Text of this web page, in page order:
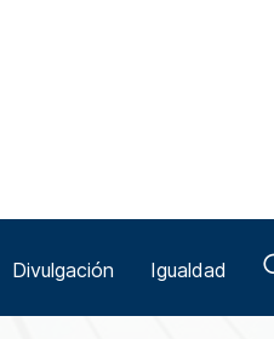
Divulgación Igualdad